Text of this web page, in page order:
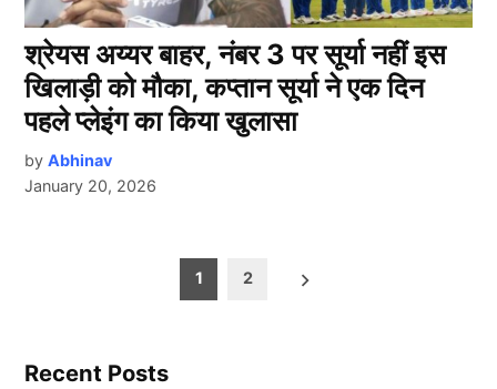
श्रेयस अय्यर बाहर, नंबर 3 पर सूर्या नहीं इस
खिलाड़ी को मौका, कप्तान सूर्या ने एक दिन
पहले प्लेइंग का किया खुलासा
by Abhinav
January 20, 2026
1 2
Recent Posts